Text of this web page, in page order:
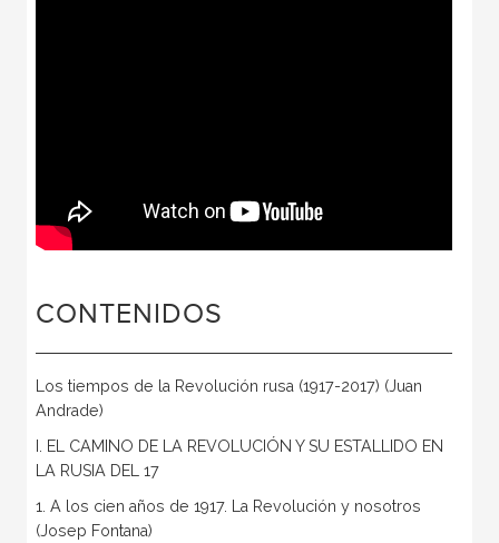
CONTENIDOS
Los tiempos de la Revolución rusa (1917-2017) (Juan
Andrade)
I. EL CAMINO DE LA REVOLUCIÓN Y SU ESTALLIDO EN
LA RUSIA DEL 17
1. A los cien años de 1917. La Revolución y nosotros
(Josep Fontana)